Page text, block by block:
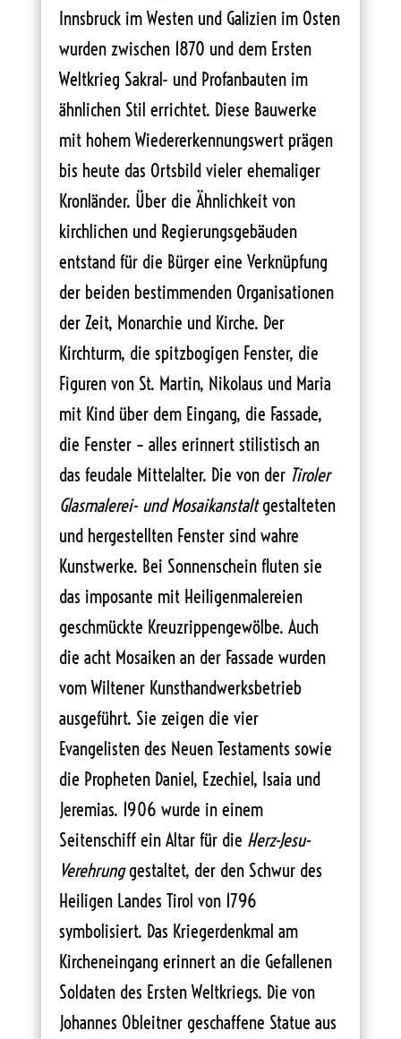
Innsbruck im Westen und Galizien im Osten
wurden zwischen 1870 und dem Ersten
Weltkrieg Sakral- und Profanbauten im
ähnlichen Stil errichtet. Diese Bauwerke
mit hohem Wiedererkennungswert prägen
bis heute das Ortsbild vieler ehemaliger
Kronländer. Über die Ähnlichkeit von
kirchlichen und Regierungsgebäuden
entstand für die Bürger eine Verknüpfung
der beiden bestimmenden Organisationen
der Zeit, Monarchie und Kirche. Der
Kirchturm, die spitzbogigen Fenster, die
Figuren von St. Martin, Nikolaus und Maria
mit Kind über dem Eingang, die Fassade,
die Fenster – alles erinnert stilistisch an
das feudale Mittelalter. Die von der Tiroler
Glasmalerei- und Mosaikanstaltgestalteten
und hergestellten Fenster sind wahre
Kunstwerke. Bei Sonnenschein fluten sie
das imposante mit Heiligenmalereien
geschmückte Kreuzrippengewölbe. Auch
die acht Mosaiken an der Fassade wurden
vom Wiltener Kunsthandwerksbetrieb
ausgeführt. Sie zeigen die vier
Evangelisten des Neuen Testaments sowie
die Propheten Daniel, Ezechiel, Isaia und
Jeremias. 1906 wurde in einem
Seitenschiff ein Altar für die Herz-Jesu-
Verehrunggestaltet, der den Schwur des
Heiligen Landes Tirol von 1796
symbolisiert. Das Kriegerdenkmal am
Kircheneingang erinnert an die Gefallenen
Soldaten des Ersten Weltkriegs. Die von
Johannes Obleitner geschaffene Statue aus